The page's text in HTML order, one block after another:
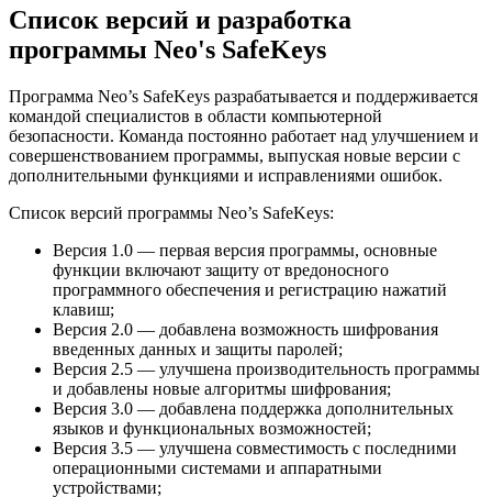
Список версий и разработка
программы Neo's SafeKeys
Программа Neo’s SafeKeys разрабатывается и поддерживается
командой специалистов в области компьютерной
безопасности. Команда постоянно работает над улучшением и
совершенствованием программы, выпуская новые версии с
дополнительными функциями и исправлениями ошибок.
Список версий программы Neo’s SafeKeys:
Версия 1.0 — первая версия программы, основные
функции включают защиту от вредоносного
программного обеспечения и регистрацию нажатий
клавиш;
Версия 2.0 — добавлена возможность шифрования
введенных данных и защиты паролей;
Версия 2.5 — улучшена производительность программы
и добавлены новые алгоритмы шифрования;
Версия 3.0 — добавлена поддержка дополнительных
языков и функциональных возможностей;
Версия 3.5 — улучшена совместимость с последними
операционными системами и аппаратными
устройствами;